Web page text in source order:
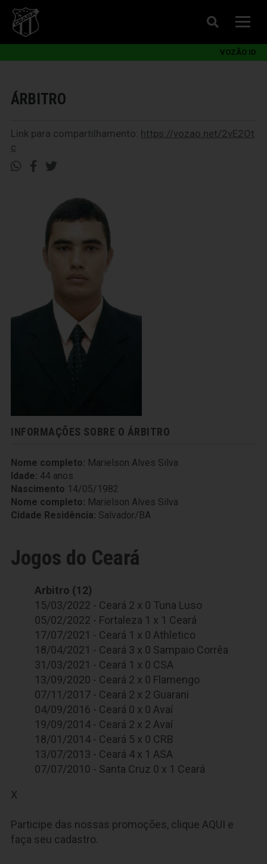
VOZÃO ID
ÁRBITRO
Link para compartilhamento: https://vozao.net/2vE2Ot
c
INFORMAÇÕES SOBRE O ÁRBITRO
Nome completo: Marielson Alves Silva
Idade: 44 anos
Nascimento 14/05/1982
Nome completo: Marielson Alves Silva
Cidade Residência: Salvador/BA
Jogos do Ceará
Arbitro (12)
15/03/2022 - Ceará 2 x 0 Tuna Luso
05/02/2022 - Fortaleza 1 x 1 Ceará
17/07/2021 - Ceará 1 x 0 Athletico
18/04/2021 - Ceará 3 x 0 Sampaio Corrêa
31/03/2021 - Ceará 1 x 0 CSA
13/09/2020 - Ceará 2 x 0 Flamengo
07/11/2017 - Ceará 2 x 2 Guarani
04/09/2016 - Ceará 0 x 0 Avaí
19/09/2014 - Ceará 2 x 2 Avaí
18/01/2014 - Ceará 5 x 0 CRB
13/07/2013 - Ceará 4 x 1 ASA
07/07/2010 - Santa Cruz 0 x 1 Ceará
X
Participe das nossas promoções, clique AQUI e
faça seu cadastro.